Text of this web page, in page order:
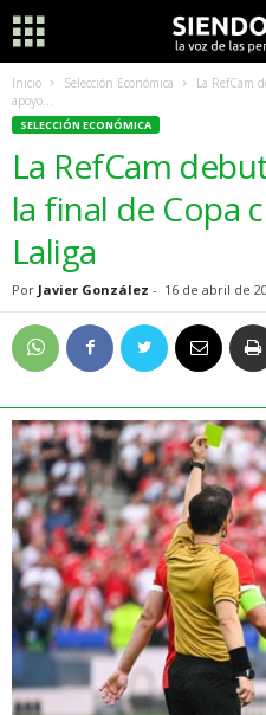
Inicio Selección Económica
La RefCam
apoyo...
SELECCIÓN ECONÓMICA
La RefCam
la final de Copa
Laliga
Por Javier González - 16 de abril de